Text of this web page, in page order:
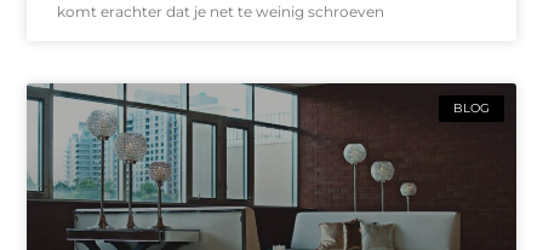
komt erachter dat je net te weinig schroeven
BLOG